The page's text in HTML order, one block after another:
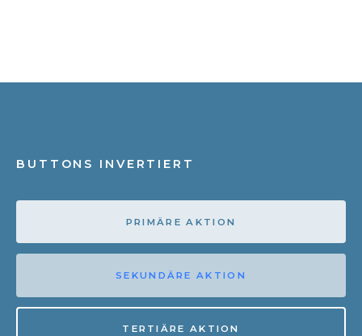
BUTTONS INVERTIERT
PRIMÄRE AKTION
SEKUNDÄRE AKTION
TERTIÄRE AKTION